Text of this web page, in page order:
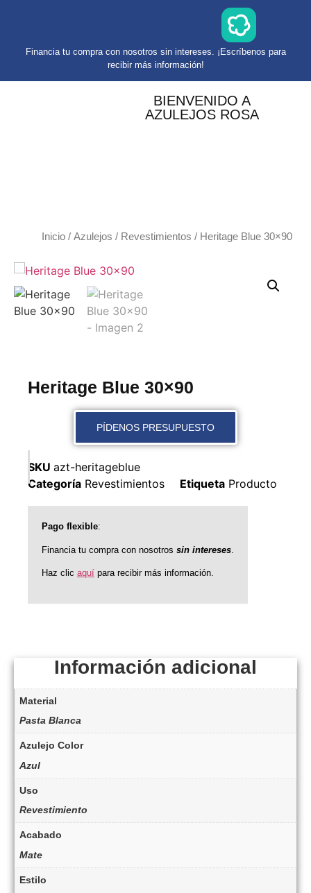
Financia tu compra con nosotros sin intereses. ¡Escríbenos para
recibir más información!
BIENVENIDO A
AZULEJOS ROSA
Inicio / Azulejos / Revestimientos / Heritage Blue 30×90
Heritage Blue 30×90
PÍDENOS PRESUPUESTO
SKU azt-heritageblue
Categoría Revestimientos Etiqueta Producto
Pago flexible:
Financia tu compra con nosotros sin intereses
Haz clic aquí para recibir más información.
Información adicional
Material
Pasta Blanca
Azulejo Color
Azul
Uso
Revestimiento
Acabado
Mate
Estilo